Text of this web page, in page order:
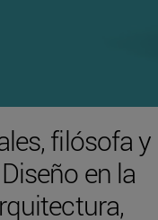
filósofa y
en la